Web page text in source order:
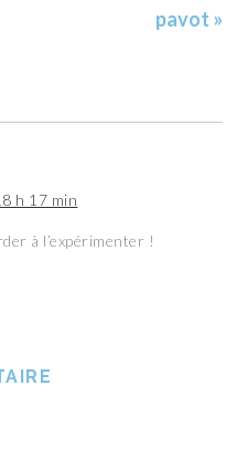
pavot »
h 17 min
à l’expérimenter !